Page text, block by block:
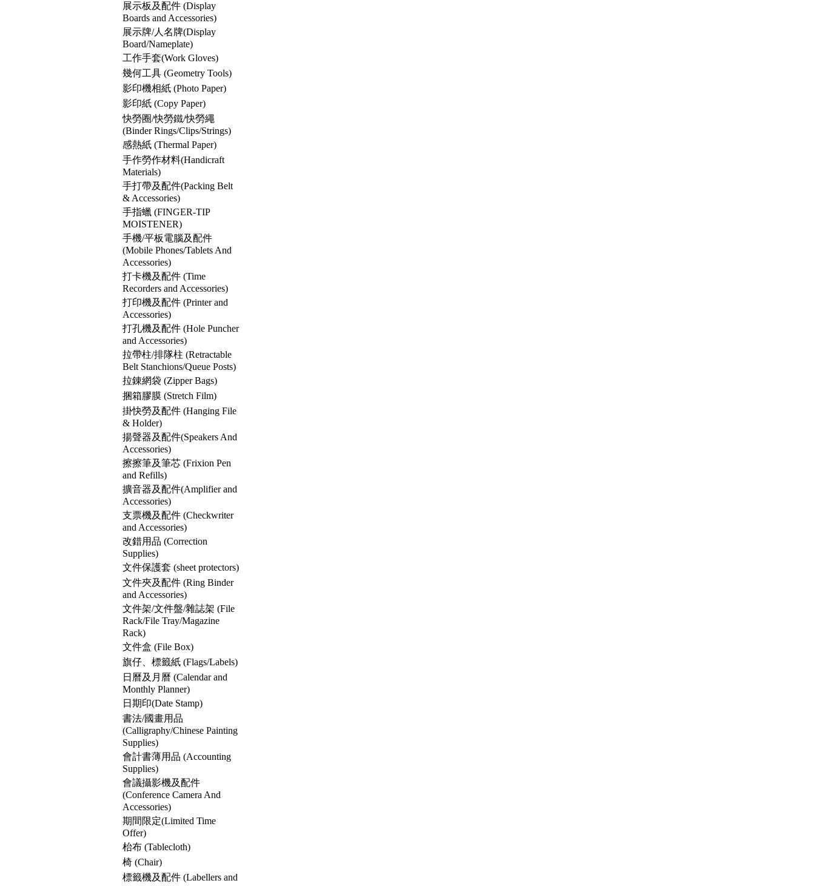
展示板及配件 (Display
Boards and Accessories)
展示牌/人名牌(Display
Board/Nameplate)
工作手套(Work Gloves)
幾何工具 (Geometry Tools)
影印機相紙 (Photo Paper)
影印紙 (Copy Paper)
快勞圈/快勞鐵/快勞繩
(Binder Rings/Clips/Strings)
感熱紙 (Thermal Paper)
手作勞作材料(Handicraft
Materials)
手打帶及配件(Packing Belt
& Accessories)
手指蠟 (FINGER-TIP
MOISTENER)
手機/平板電腦及配件
(Mobile Phones/Tablets And
Accessories)
打卡機及配件 (Time
Recorders and Accessories)
打印機及配件 (Printer and
Accessories)
打孔機及配件 (Hole Puncher
and Accessories)
拉帶柱/排隊柱 (Retractable
Belt Stanchions/Queue Posts)
拉錬網袋 (Zipper Bags)
捆箱膠膜 (Stretch Film)
掛快勞及配件 (Hanging File
& Holder)
揚聲器及配件(Speakers And
Accessories)
擦擦筆及筆芯 (Frixion Pen
and Refills)
擴音器及配件(Amplifier and
Accessories)
支票機及配件 (Checkwriter
and Accessories)
改錯用品 (Correction
Supplies)
文件保護套 (sheet protectors)
文件夾及配件 (Ring Binder
and Accessories)
文件架/文件盤/雜誌架 (File
Rack/File Tray/Magazine
Rack)
文件盒 (File Box)
旗仔、標籤紙 (Flags/Labels)
日曆及月曆 (Calendar and
Monthly Planner)
日期印(Date Stamp)
書法/國畫用品
(Calligraphy/Chinese Painting
Supplies)
會計書薄用品 (Accounting
Supplies)
會議攝影機及配件
(Conference Camera And
Accessories)
期間限定(Limited Time
Offer)
枱布 (Tablecloth)
椅 (Chair)
標籤機及配件 (Labellers and